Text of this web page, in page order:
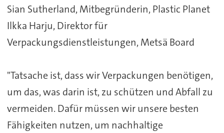
Sian Sutherland, Mitbegründerin, Plastic Planet
Ilkka Harju, Direktor für
Verpackungsdienstleistungen, Metsä Board
"Tatsache ist, dass wir Verpackungen benötigen,
um das, was darin ist, zu schützen und Abfall zu
vermeiden. Dafür müssen wir unsere besten
Fähigkeiten nutzen, um nachhaltige